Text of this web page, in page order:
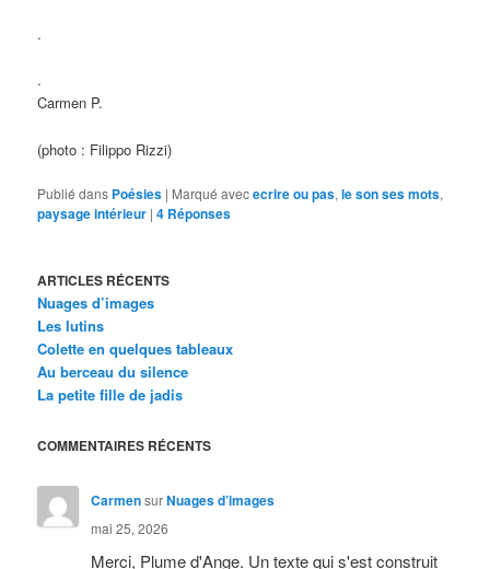
.
.
Carmen P.
(photo : Filippo Rizzi)
Publié dans Poésies | Marqué avececrire ou pas,le son ses mots,
paysage intérieur |4 Réponses
ARTICLES RÉCENTS
Nuages d’images
Les lutins
Colette en quelques tableaux
Au berceau du silence
La petite fille de jadis
COMMENTAIRES RÉCENTS
CarmensurNuages d’images
mai 25, 2026
Merci, Plume d'Ange. Un texte qui s'est construit